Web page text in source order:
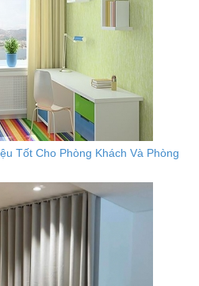
Tốt Cho Phòng Khách Và Phòng